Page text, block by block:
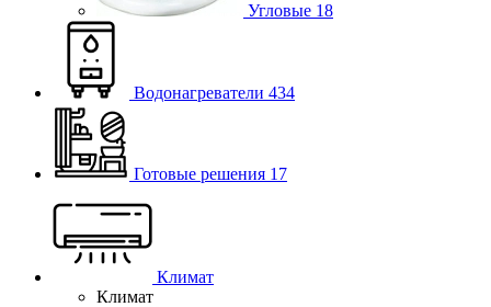
Угловые 18
Водонагреватели 434
Готовые решения 17
Климат
Климат